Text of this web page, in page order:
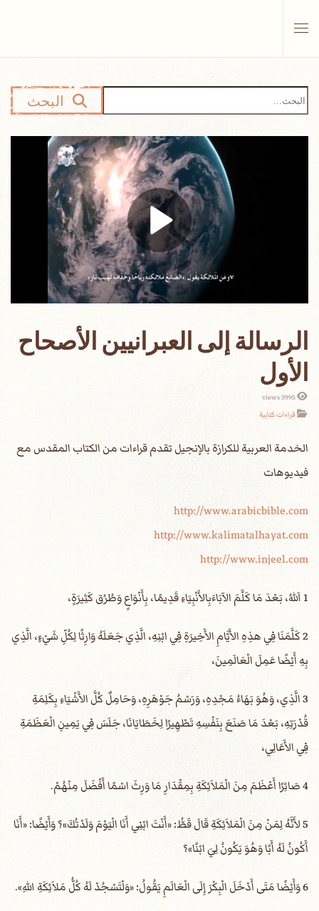
البحث
الرسالة إلى العبرانيين الأصحاح
الأول
3995 views
قراءات كتابية
الخدمة العربية للكرازة بالإنجيل تقدم قراءات من الكتاب المقدس مع
فيديوهات
http://www.arabicbible.com
http://www.kalimatalhayat.com
http://www.injeel.com
1 اَللهُ، بَعْدَ مَا كَلَّمَ الآبَاءَبِالأَنْبِيَاءِ قَدِيمًا، بِأَنْوَاعٍ وَطُرُق كَثِيرَةٍ،
2 كَلَّمَنَا فِي هذِهِ الأَيَّامِ الأَخِيرَةِ فِي ابْنِهِ، الَّذِي جَعَلَهُ وَارِثًا لِكُلِّ شَيْءٍ، الَّذِي
بِهِ أَيْضًا عَمِلَ الْعَالَمِينَ،
3 الَّذِي، وَهُوَ بَهَاءُ مَجْدِهِ، وَرَسْمُ جَوْهَرِهِ، وَحَامِلٌ كُلَّ الأَشْيَاءِ بِكَلِمَةِ
قُدْرَتِهِ، بَعْدَ مَا صَنَعَ بِنَفْسِهِ تَطْهِيرًا لِخَطَايَانَا، جَلَسَ فِي يَمِينِ الْعَظَمَةِ
فِي الأَعَالِي،
4 صَائِرًا أَعْظَمَ مِنَ الْمَلاَئِكَةِ بِمِقْدَارِ مَا وَرِثَ اسْمًا أَفْضَلَ مِنْهُمْ.
5 لأَنَّهُ لِمَنْ مِنَ الْمَلاَئِكَةِ قَالَ قَطُّ: «أَنْتَ ابْنِي أَنَا الْيَوْمَ وَلَدْتُكَ»؟ وَأَيْضًا: «أَنَا
أَكُونُ لَهُ أَبًا وَهُوَ يَكُونُ لِيَ ابْنًا»؟
6 وَأَيْضًا مَتَى أَدْخَلَ الْبِكْرَ إِلَى الْعَالَمِ يَقُولُ: «وَلْتَسْجُدْ لَهُ كُلُّ مَلاَئِكَةِ اللهِ».